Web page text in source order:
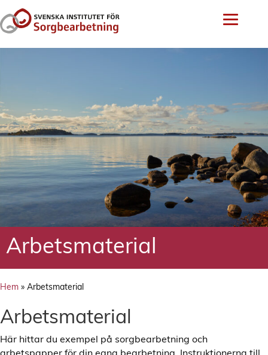
Arbetsmaterial
Hem » Arbetsmaterial
Arbetsmaterial
Här hittar du exempel på sorgbearbetning och